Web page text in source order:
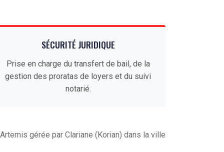
SÉCURITÉ JURIDIQUE
Prise en charge du transfert de bail, de la
gestion des proratas de loyers et du suivi
notarié.
gérée par Clariane (Korian) dans la ville